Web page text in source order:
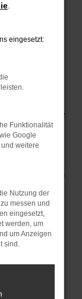
einem
in
Škoda Karoq
bestens für
aktuellen wie
gestellt. Das
geradezu mit
auch durch
als 40 Jahren
und
Škoda Karoq
exzellenten
eingesetzt:
Funktionalität
Google
weitere
Nutzung der
messen und
eingesetzt,
werden, um
um Anzeigen
sind.